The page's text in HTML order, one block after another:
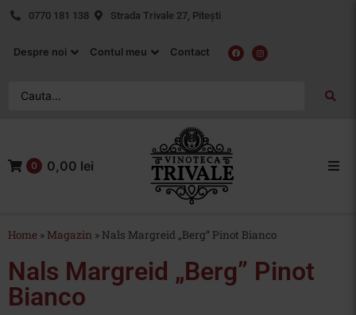
0770 181 138 Strada Trivale 27, Pitești
Despre noi Contul meu Contact
Vin Alb
0 0,00 lei
Home » Magazin » Nals Margreid „Berg” Pinot Bianco
Nals Margreid „Berg” Pinot
Bianco